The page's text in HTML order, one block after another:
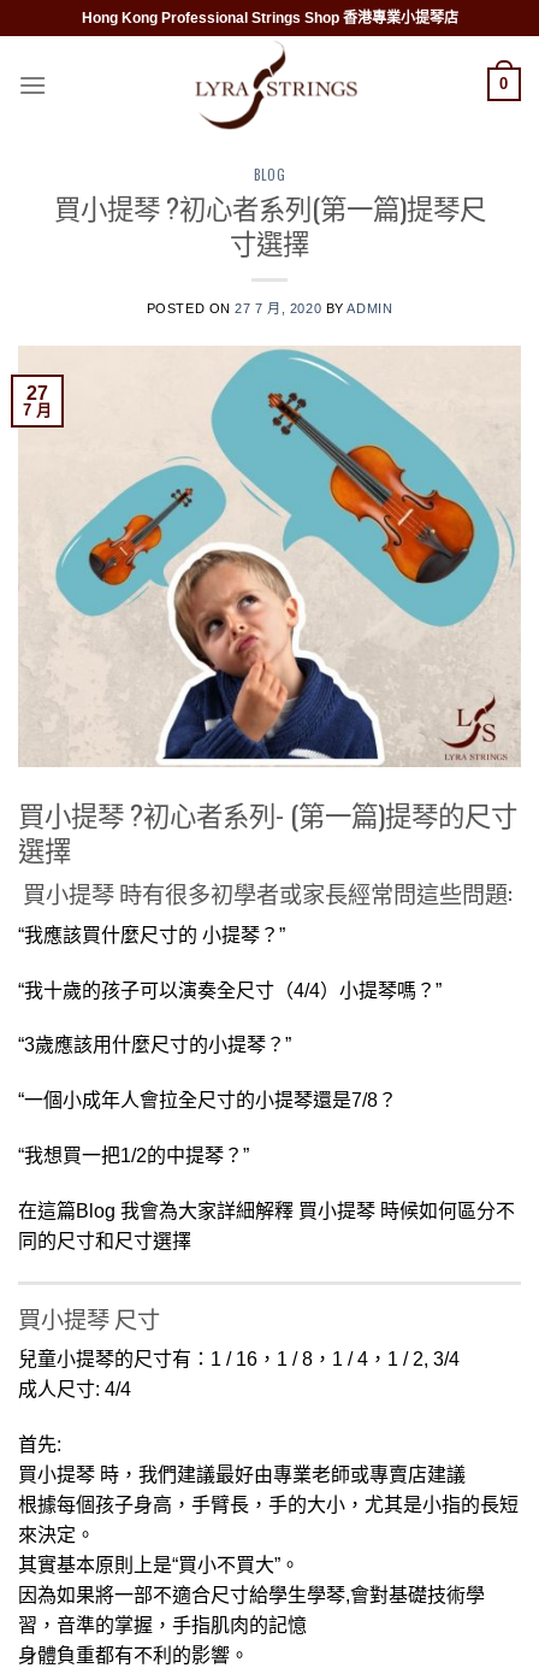
content
Hong Kong Professional Strings Shop 香港專業小提琴店
0
BLOG
買小提琴 ?初心者系列(第一篇)提琴尺
寸選擇
POSTED ON27 7 月, 2020 BYADMIN
27
7 月
買小提琴 ?初心者系列- (第一篇)提琴的尺寸
選擇
買小提琴 時有很多初學者或家長經常問這些問題:
“我應該買什麼尺寸的 小提琴？”
“我十歲的孩子可以演奏全尺寸（4/4）小提琴嗎？”
“3歲應該用什麼尺寸的小提琴？”
“一個小成年人會拉全尺寸的小提琴還是7/8？
“我想買一把1/2的中提琴？”
在這篇Blog 我會為大家詳細解釋 買小提琴 時候如何區分不
同的尺寸和尺寸選擇
買小提琴 尺寸
兒童小提琴的尺寸有：1 / 16，1 / 8，1 / 4，1 / 2, 3/4
成人尺寸: 4/4
首先:
買小提琴 時，我們建議最好由專業老師或專賣店建議
根據每個孩子身高，手臂長，手的大小，尤其是小指的長短
來決定。
其實基本原則上是“買小不買大”。
因為如果將一部不適合尺寸給學生學琴,會對基礎技術學
習，音準的掌握，手指肌肉的記憶
身體負重都有不利的影響。